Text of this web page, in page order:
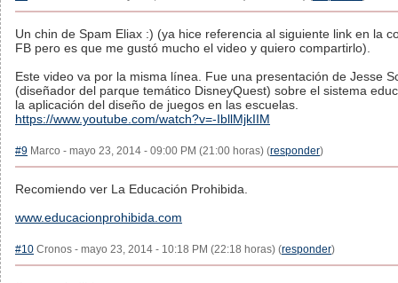
Un chin de Spam Eliax :) (ya hice referencia al siguiente link en la
FB pero es que me gustó mucho el video y quiero compartirlo).
Este video va por la misma línea. Fue una presentación de Jesse
(diseñador del parque temático DisneyQuest) sobre el sistema
la aplicación del diseño de juegos en las escuelas.
https://www.youtube.com/watch?v=-IbllMjkIIM
#9 Marco - mayo 23, 2014 - 09:00 PM (21:00 horas) (responder)
Recomiendo ver La Educación Prohibida.
www.educacionprohibida.com
#10 Cronos - mayo 23, 2014 - 10:18 PM (22:18 horas) (responder)